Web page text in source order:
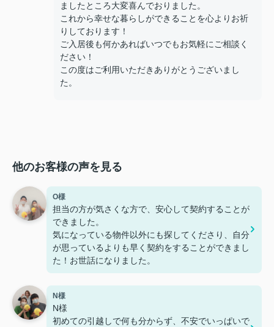
ましたところ大変喜んでおりました。
これから幸せな暮らしができることを心よりお祈
りしております！
ご入居後も何かあればいつでもお気軽にご相談く
ださい！
この度はご利用いただきありがとうございまし
た。
他のお客様の声を見る
O様
担当の方が気さくな方で、安心して契約することが
できました。
気になっている物件以外にも探してくださり、自分
が思っているよりも早く契約をすることができまし
た！お世話になりました。
N様
N様
初めての引越しで何も分からず、不安でいっぱいで